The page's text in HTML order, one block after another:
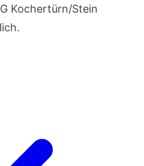
Kochertürn/Stein